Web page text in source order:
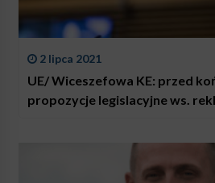
2 lipca 2021
UE/ Wiceszefowa KE: przed
propozycje legislacyjne ws.